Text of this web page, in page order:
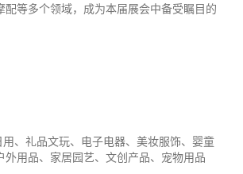
配等多个领域，成为本届展会中备受瞩目的
用、 礼品文玩、 电子 电器、美妆服饰、婴童
外用品、家居园艺、文创产品、宠物用品